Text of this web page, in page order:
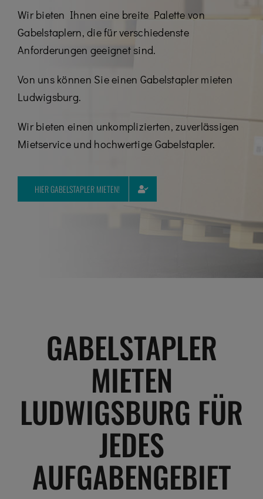
Karriere
07195 / 97 97 32 – 0
Wir bieten Ihnen eine breite Palette von
Gabelstaplern, die für verschiedenste
Anforderungen geeignet sind.
Von uns können Sie einen Gabelstapler mieten
Ludwigsburg.
Wir bieten einen unkomplizierten, zuverlässigen
Mietservice und hochwertige Gabelstapler.
HIER GABELSTAPLER MIETEN!
GABELSTAPLER
MIETEN
LUDWIGSBURG FÜR
JEDES
AUFGABENGEBIET